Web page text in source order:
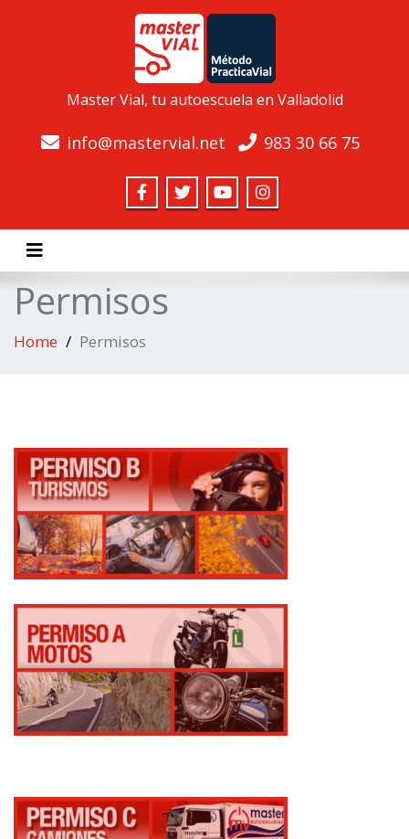
Master Vial, tu autoescuela en Valladolid
info@mastervial.net 983 30 66 75
Toggle navigation
Permisos
Home Permisos